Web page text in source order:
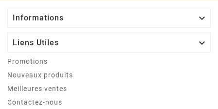
Informations 
Liens Utiles 
Promotions
Nouveaux produits
Meilleures ventes
Contactez-nous